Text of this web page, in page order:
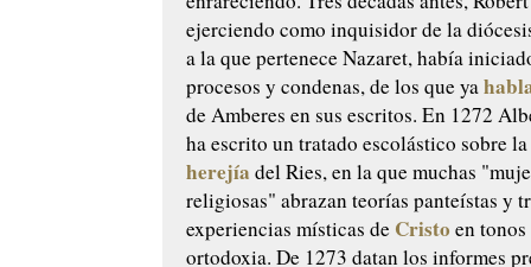
ejerciendo como inquisidor de la
a la que pertenece Nazaret, había
procesos y condenas, de los que ya
de Amberes en sus escritos. En 1272
ha escrito un tratado escolástico sobre
herejía del Ries, en la que muchas
religiosas" abrazan teorías panteístas y
experiencias místicas de Cristo en
ortodoxia. De 1273 datan los informes